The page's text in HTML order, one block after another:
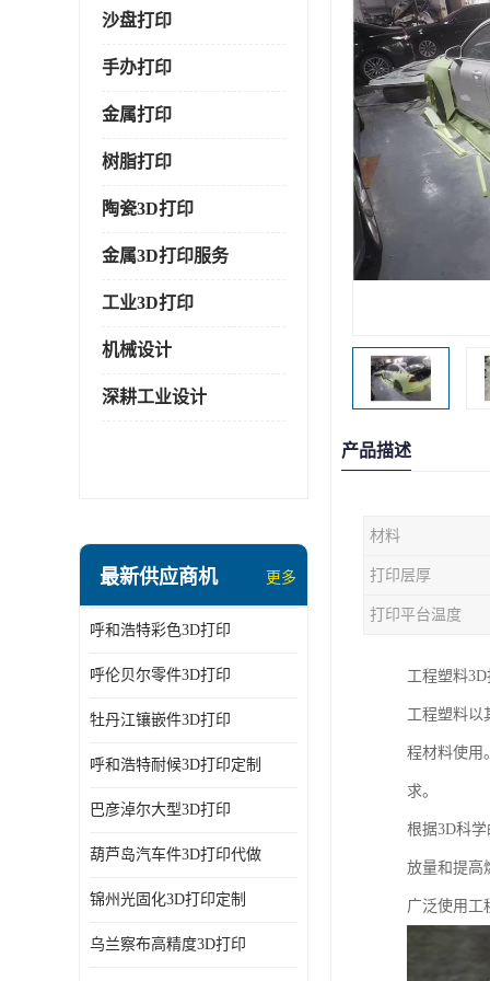
沙盘打印
手办打印
金属打印
树脂打印
陶瓷3D打印
金属3D打印服务
工业3D打印
机械设计
深耕工业设计
最新供应商机 更多
呼和浩特彩色3D打印
呼伦贝尔零件3D打印
牡丹江镶嵌件3D打印
呼和浩特耐候3D打印定制
巴彦淖尔大型3D打印
葫芦岛汽车件3D打印代做
锦州光固化3D打印定制
乌兰察布高精度3D打印
产品描述
材料
打印层厚
打印平台温度
工程塑料
工程塑料以
程材料使用
求。
根据3D科
放量和提高
广泛使用工